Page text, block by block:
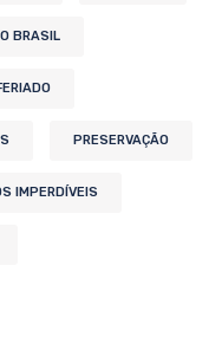
BRASIL
PRESERVAÇÃO
IMPERDÍVEIS